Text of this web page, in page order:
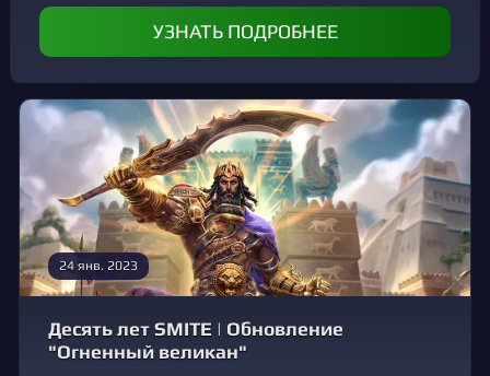
УЗНАТЬ ПОДРОБНЕЕ
24 янв. 2023
Десять лет SMITE | Обновление
"Огненный великан"